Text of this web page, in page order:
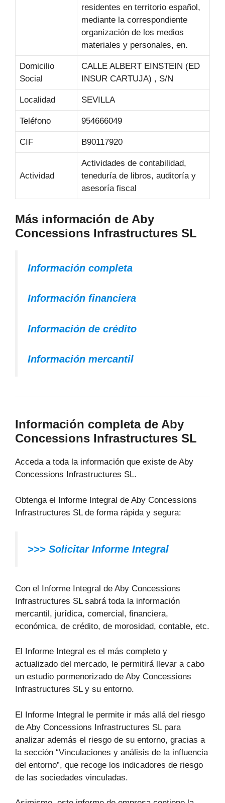
residentes en territorio español,
mediante la correspondiente
organización de los medios
materiales y personales, en.
Domicilio
Social
CALLE ALBERT EINSTEIN (ED
INSUR CARTUJA) , S/N
Localidad SEVILLA
Teléfono 954666049
CIF B90117920
Actividad
Actividades de contabilidad,
teneduría de libros, auditoría y
asesoría fiscal
Más información de Aby
Concessions Infrastructures SL
Información completa
Información financiera
Información de crédito
Información mercantil
Información completa de Aby
Concessions Infrastructures SL
Acceda a toda la información que existe de Aby
Concessions Infrastructures SL.
Obtenga el Informe Integral de Aby Concessions
Infrastructures SL de forma rápida y segura:
>>> Solicitar Informe Integral
Con el Informe Integral de Aby Concessions
Infrastructures SL sabrá toda la información
mercantil, jurídica, comercial, financiera,
económica, de crédito, de morosidad, contable, etc.
El Informe Integral es el más completo y
actualizado del mercado, le permitirá llevar a cabo
un estudio pormenorizado de Aby Concessions
Infrastructures SL y su entorno.
El Informe Integral le permite ir más allá del riesgo
de Aby Concessions Infrastructures SL para
analizar además el riesgo de su entorno, gracias a
la sección “Vinculaciones y análisis de la influencia
del entorno”, que recoge los indicadores de riesgo
de las sociedades vinculadas.